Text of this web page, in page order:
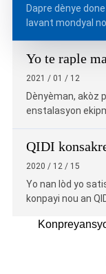
Dapre dènye
lavant mondyal
Yo te raple
pwosedi
elektrik
2021 / 01 / 12
Dènyèman, akòz
enstalasyon
ijan anonse ...
QIDI
pwodwi
ane
2020 / 12 / 15
Yo nan lòd yo
konpayi nou an
pou: ●Audio-